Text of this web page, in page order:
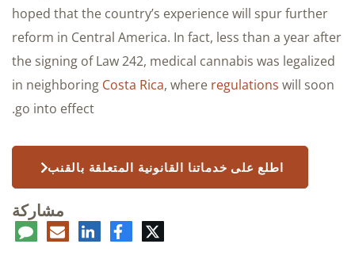
hoped that the country’s experience will spur further
reform in Central America. In fact, less than a year after
the signing of Law 242, medical cannabis was legalized
in neighboring Costa Rica, where regulations will soon
go into effect.
اطلع على خدماتنا القانونية المتعلقة بالقنب
مشاركة
تويتر فيسبوكلينكدإنالبريد